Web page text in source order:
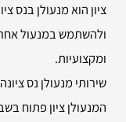
ציון הוא מנעולן בנס
ולהשתמש במנעול
ומקצועיות.
שירותי מנעולן נס
המנעולן ציון פתוח